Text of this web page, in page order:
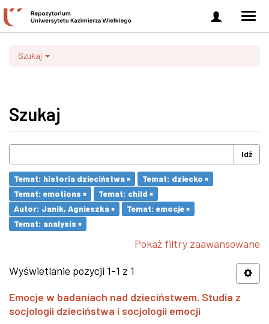
Zaloguj
się
Szukaj
Szukaj
Idź
Temat: historia dzieciństwa ×
Temat: dziecko ×
Temat: emotions ×
Temat: child ×
Autor: Janik, Agnieszka ×
Temat: emocje ×
Temat: analysis ×
Pokaż filtry zaawansowane
Wyświetlanie pozycji 1-1 z 1
Emocje w badaniach nad dzieciństwem. Studia z
socjologii dzieciństwa i socjologii emocji